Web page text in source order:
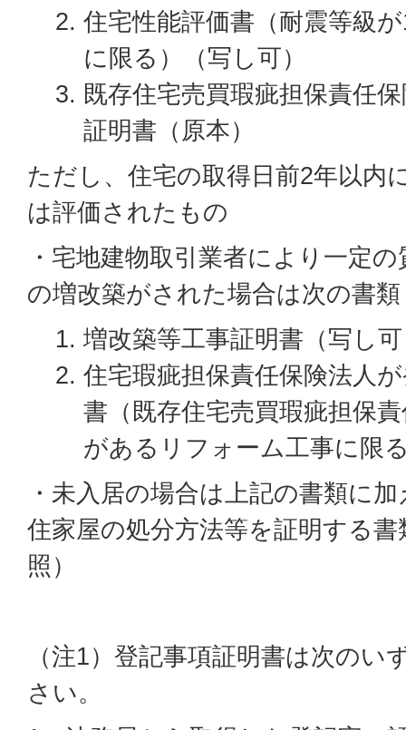
住宅性能評価書（耐震等級
に限る）（写し可）
既存住宅売買瑕疵担保責任
証明書（原本）
ただし、住宅の取得日前2年以内
は評価されたもの
・宅地建物取引業者により一定
の増改築がされた場合は次の書類
増改築等工事証明書（写し
住宅瑕疵担保責任保険法人
書（既存住宅売買瑕疵担保
があるリフォーム工事に限
・未入居の場合は上記の書類に
住家屋の処分方法等を証明する
照）
（注1）登記事項証明書は次のい
さい。